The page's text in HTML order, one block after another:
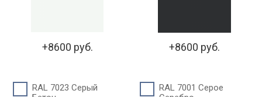
+8600 руб. +8600 руб.
RAL 7023 Серый
RAL 7001 Серое